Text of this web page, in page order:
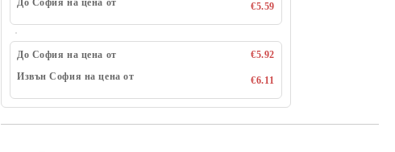
До София на цена от
€5.59
До София на цена от
€5.92
Извън София на цена от
€6.11